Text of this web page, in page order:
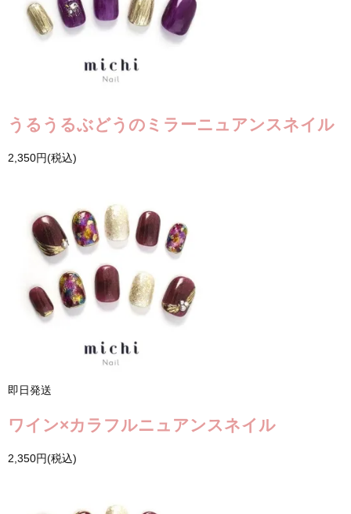
うるうるぶどうのミラーニュアンスネイル
2,350円(税込)
即日発送
ワイン×カラフルニュアンスネイル
2,350円(税込)